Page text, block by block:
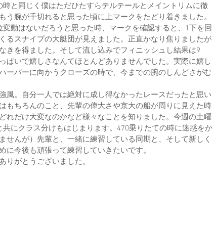
と同じく僕はただひたすらテルテールとメイントリムに徹
う腕が千切れると思った頃に上マークをたどり着きました。
動はないだろうと思った時、マークを確認すると、1下を回
るスナイプの大艇団が見えました。正直かなり焦りましたが
きを得ました。そして流し込みでフィニッシュし結果は9
ぱいで嬉しさなんてほとんどありませんでした。実際に嬉し
ーバーに向かうクローズの時で、今までの腕のしんどさがむ
風。自分一人では絶対に成し得なかったレースだったと思い
もちろんのこと、先輩の偉大さや京大の船が周りに見えた時
れだけ大変なのかなど様々なことを知りました。今週の土曜
にクラス分けもはじまります。470乗りたての時に迷惑をか
せんが）先輩と、一緒に練習している同期と、そして新しく
に今後も頑張って練習していきたいです。
りがとうございました。